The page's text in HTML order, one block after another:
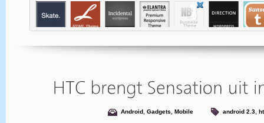
Android, Gadgets, Mobile android 2.3,